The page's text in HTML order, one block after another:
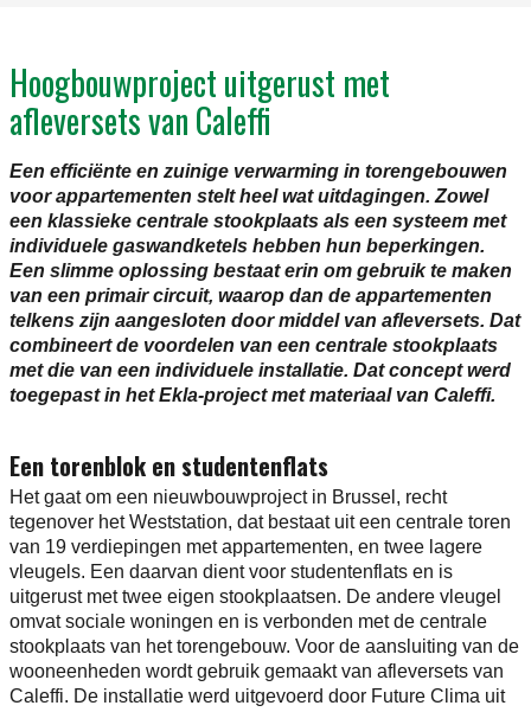
Hoogbouwproject uitgerust met
afleversets van Caleffi
Een efficiënte en zuinige verwarming in torengebouwen
voor appartementen stelt heel wat uitdagingen. Zowel
een klassieke centrale stookplaats als een systeem met
individuele gaswandketels hebben hun beperkingen.
Een slimme oplossing bestaat erin om gebruik te maken
van een primair circuit, waarop dan de appartementen
telkens zijn aangesloten door middel van afleversets. Dat
combineert de voordelen van een centrale stookplaats
met die van een individuele installatie. Dat concept werd
toegepast in het Ekla-project met materiaal van Caleffi.
Een torenblok en studentenflats
Het gaat om een nieuwbouwproject in Brussel, recht
tegenover het Weststation, dat bestaat uit een centrale toren
van 19 verdiepingen met appartementen, en twee lagere
vleugels. Een daarvan dient voor studentenflats en is
uitgerust met twee eigen stookplaatsen. De andere vleugel
omvat sociale woningen en is verbonden met de centrale
stookplaats van het torengebouw. Voor de aansluiting van de
wooneenheden wordt gebruik gemaakt van afleversets van
Caleffi. De installatie werd uitgevoerd door Future Clima uit